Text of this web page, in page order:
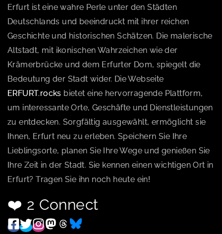
Erfurt ist eine wahre Perle unter den Städten
Deutschlands und beeindruckt mit ihrer reichen
Geschichte und historischen Schätzen. Die malerische
Altstadt, mit ikonischen Wahrzeichen wie der
Krämerbrücke und dem Erfurter Dom, spiegelt die
Bedeutung der Stadt wider. Die Webseite
ERFURT.rocks bietet eine hervorragende Plattform,
um interessante Orte, Geschäfte und Dienstleistungen
zu entdecken. Sorgfältig ausgewählt, ermöglicht sie
Ihnen, Erfurt neu zu erleben. Speichern Sie Ihre
Lieblingsorte, planen Sie Ihre Wege und genießen Sie
Ihre Zeit in der Stadt. Sie kennen einen wichtigen Ort in
Erfurt? Tragen Sie ihn noch heute ein!
❤️ 2 Connect